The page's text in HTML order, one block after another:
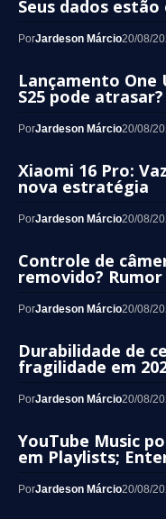
Seus dados estão
PorJardeson Márcio20/08/
Lançamento One
S25 pode atrasar?
PorJardeson Márcio20/08/
Xiaomi 16 Pro:
nova estratégia
PorJardeson Márcio20/08/
Controle de
removido?
PorJardeson Márcio20/08/
Durabilidade de
fragilidade em
PorJardeson Márcio20/08/
YouTube Music
em Playlists;
PorJardeson Márcio20/08/